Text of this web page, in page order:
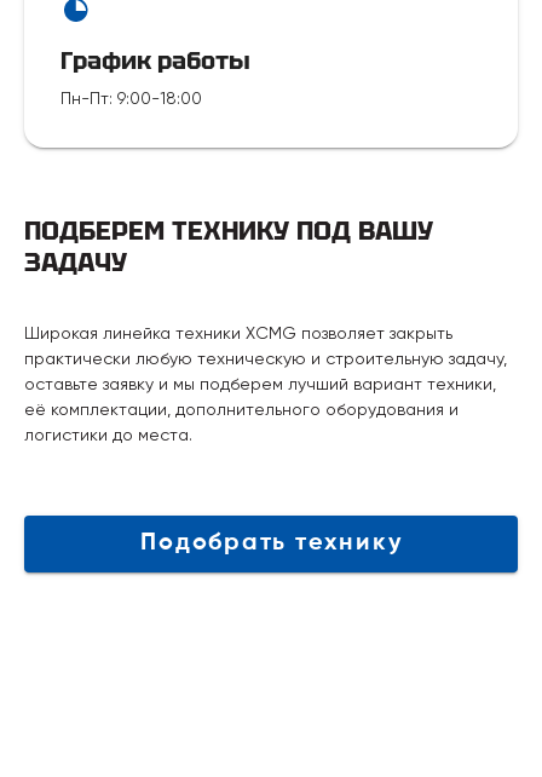
График работы
Пн-Пт: 9:00-18:00
ПОДБЕРЕМ ТЕХНИКУ ПОД ВАШУ
ЗАДАЧУ
Широкая линейка техники XCMG позволяет закрыть
практически любую техническую и строительную задачу,
оставьте заявку и мы подберем лучший вариант техники,
её комплектации, дополнительного оборудования и
логистики до места.
Подобрать технику